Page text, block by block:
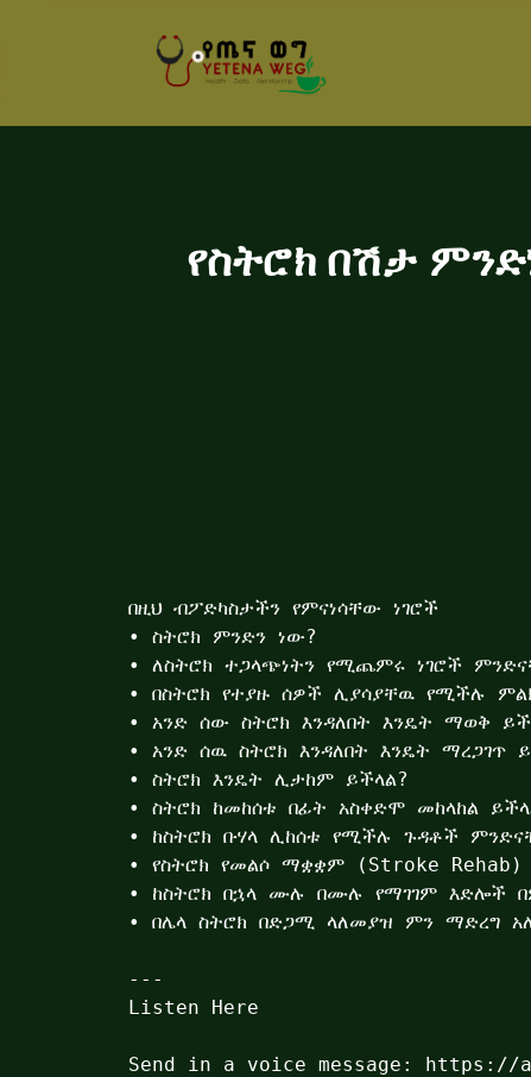
የስትሮክ በሽታ
በዚህ ብፖድካስታችን የምናነሳቸው ነገሮች
• ስትሮክ ምንድን ነው?
• ለስትሮክ ተጋላጭነትን የሚጨምሩ ነገሮች
• በስትሮክ የተያዙ ሰዎች ሊያሳያቸዉ የሚችሉ
• አንድ ሰው ስትሮክ እንዳለበት እንዴት ማወቅ
• አንድ ሰዉ ስትሮክ እንዳለበት እንዴት ማረጋገጥ
• ስትሮክ እንዴት ሊታከም ይችላል?
• ስትሮክ ከመከሰቱ በፊት አስቀድሞ መከላከል
• ከስትሮክ ቡሃላ ሊከሰቱ የሚችሉ ጉዳቶች
• የስትሮክ የመልሶ ማቋቋም (Stroke Rehab)
• ከስትሮክ በኋላ ሙሉ በሙሉ የማገገም እድሎች
• በሌላ ስትሮክ በድጋሚ ላለመያዝ ምን ማድረግ
Listen Here
Send in a voice message: https://